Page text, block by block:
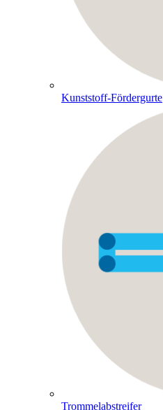
Kunststoff-Fördergurte
Trommelabstreifer